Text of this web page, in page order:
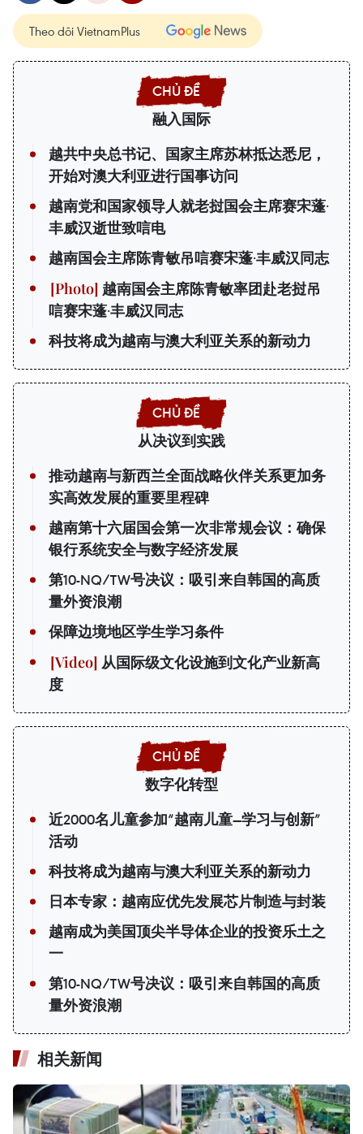
Theo dõi VietnamPlus
融入国际
越共中央总书记、国家主席苏林抵达悉尼，
开始对澳大利亚进行国事访问
越南党和国家领导人就老挝国会主席赛宋蓬·
丰威汉逝世致唁电
越南国会主席陈青敏吊唁赛宋蓬·丰威汉同志
越南国会主席陈青敏率团赴老挝吊
唁赛宋蓬·丰威汉同志
科技将成为越南与澳大利亚关系的新动力
从决议到实践
推动越南与新西兰全面战略伙伴关系更加务
实高效发展的重要里程碑
越南第十六届国会第一次非常规会议：确保
银行系统安全与数字经济发展
第10-NQ/TW号决议：吸引来自韩国的高质
量外资浪潮
保障边境地区学生学习条件
从国际级文化设施到文化产业新高
度
数字化转型
近2000名儿童参加“越南儿童—学习与创新”
活动
科技将成为越南与澳大利亚关系的新动力
日本专家：越南应优先发展芯片制造与封装
越南成为美国顶尖半导体企业的投资乐土之
一
第10-NQ/TW号决议：吸引来自韩国的高质
量外资浪潮
相关新闻